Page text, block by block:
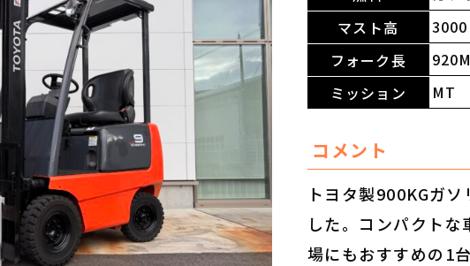
マスト高
フォーク長
ミッション
MT
コメント
トヨタ製900KGガ
した。コンパクト
場にもおすすめの1